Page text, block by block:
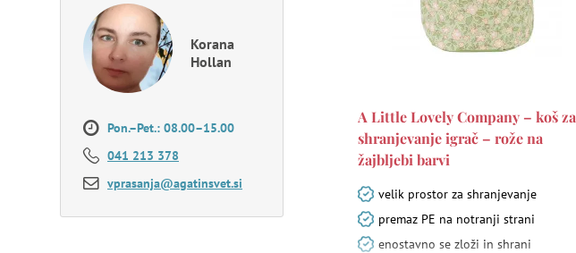
Korana
Hollan
Pon.–Pet.: 08.00–15.00
041 213 378
vprasanja@agatinsvet.si
A Little Lovely Company – koš za
shranjevanje igrač – rože na
žajbljebi barvi
velik prostor za shranjevanje
premaz PE na notranji strani
enostavno se zloži in shrani